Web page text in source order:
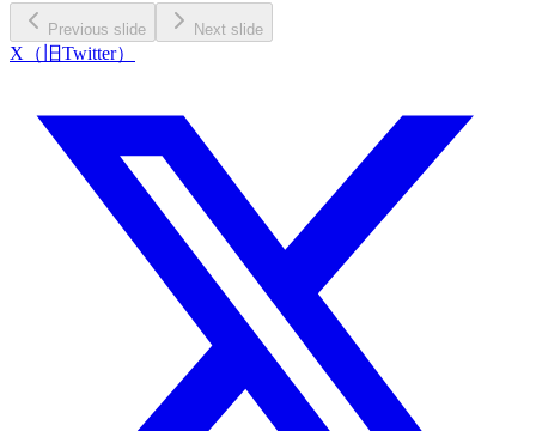
Previous slide Next slide
X（旧Twitter）